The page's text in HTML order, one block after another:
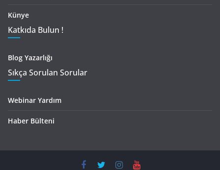
Künye
Katkıda Bulun !
Blog Yazarlığı
Sıkça Sorulan Sorular
Webinar Yardım
Haber Bülteni